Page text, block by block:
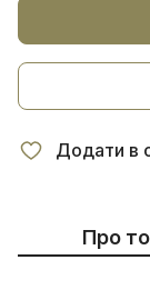
Додати в
Про